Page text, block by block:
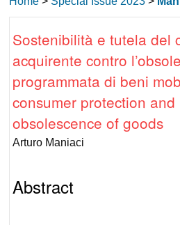
Sostenibilità e tutela del
acquirente contro
programmata di beni
consumer protection
obsolescence of goods
Arturo Maniaci
Abstract